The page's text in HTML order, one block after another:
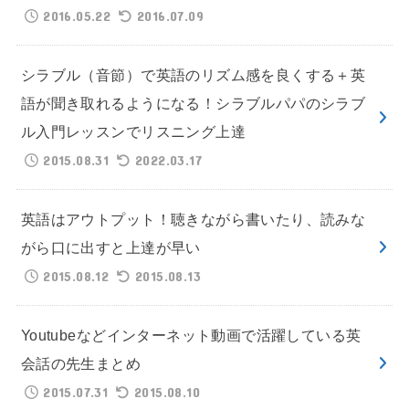
2016.05.22
2016.07.09
シラブル（音節）で英語のリズム感を良くする＋英
語が聞き取れるようになる！シラブルパパのシラブ
ル入門レッスンでリスニング上達
2015.08.31
2022.03.17
英語はアウトプット！聴きながら書いたり、読みな
がら口に出すと上達が早い
2015.08.12
2015.08.13
Youtubeなどインターネット動画で活躍している英
会話の先生まとめ
2015.07.31
2015.08.10